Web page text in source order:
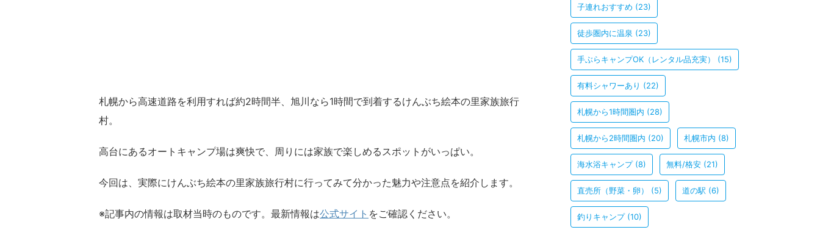
札幌から高速道路を利用すれば約2時間半、旭川なら1時間で到着するけんぶち絵本の里家族旅行
村。
高台にあるオートキャンプ場は爽快で、周りには家族で楽しめるスポットがいっぱい。
今回は、実際にけんぶち絵本の里家族旅行村に行ってみて分かった魅力や注意点を紹介します。
※記事内の情報は取材当時のものです。最新情報は公式サイト をご確認ください。
子連れおすすめ (23)
徒歩圏内に温泉 (23)
手ぶらキャンプOK（レンタル品充実） (15)
有料シャワーあり (22)
札幌から1時間圏内 (28)
札幌から2時間圏内 (20) 札幌市内 (8)
海水浴キャンプ(8) 無料/格安 (21)
直売所（野菜・卵） (5) 道の駅 (6)
釣りキャンプ(10)